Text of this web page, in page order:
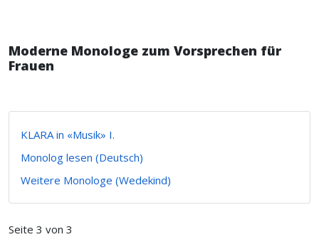
Moderne Monologe zum Vorsprechen für
Frauen
KLARA in «Musik» I.
Monolog lesen (Deutsch)
Weitere Monologe (Wedekind)
Seite 3 von 3